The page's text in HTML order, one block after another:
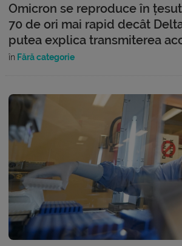
Omicron se reproduce în
70 de ori mai rapid decât
putea explica transmiterea
în Fără categorie